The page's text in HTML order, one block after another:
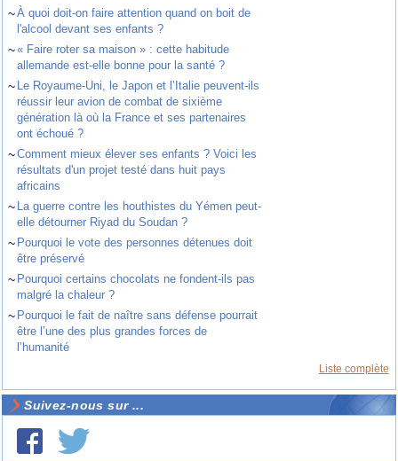
~À quoi doit-on faire attention quand on boit de
l'alcool devant ses enfants ?
~« Faire roter sa maison » : cette habitude
allemande est-elle bonne pour la santé ?
~ Le Royaume-Uni, le Japon et l’Italie peuvent-ils
réussir leur avion de combat de sixième
génération là où la France et ses partenaires
ont échoué ?
~Comment mieux élever ses enfants ? Voici les
résultats d'un projet testé dans huit pays
africains
~ La guerre contre les houthistes du Yémen peut-
elle détourner Riyad du Soudan ?
~ Pourquoi le vote des personnes détenues doit
être préservé
~ Pourquoi certains chocolats ne fondent-ils pas
malgré la chaleur ?
~ Pourquoi le fait de naître sans défense pourrait
être l’une des plus grandes forces de
l’humanité
Liste complète
Suivez-nous sur ...